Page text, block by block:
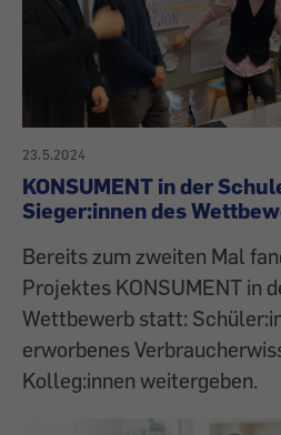
23.5.2024
KONSUMENT in der
Sieger:innen des
Bereits zum zweiten Mal
Projektes KONSUMENT in
Wettbewerb statt:
erworbenes
Kolleg:innen weitergeben.